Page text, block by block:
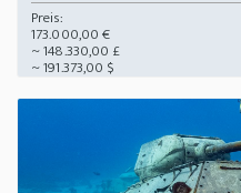
Preis:
173.000,00 €
~ 148.330,00 £
~ 191.373,00 $